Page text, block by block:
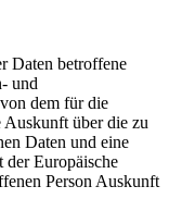
Daten betroffene
und
dem für die
über die zu
Daten und eine
der Europäische
Person Auskunft